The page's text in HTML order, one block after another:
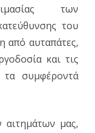
των
του
από αυταπάτες,
και τις
τα συμφέροντά
μας,